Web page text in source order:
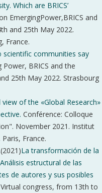
Which are BRICS’
EmergingPower,BRICS and
and 25th May 2022.
France.
scientific communities say
BRICS and the
25th May 2022. Strasbourg
of the «Global Research»
Conférence: Colloque
November 2021. Institut
Paris, France.
La transformación de la
estructural de las
de autores y sus posibles
congress, from 13th to